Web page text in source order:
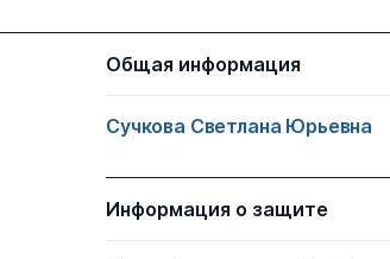
Общая информация
Сучкова Светлана Юрьевна
Информация о защите